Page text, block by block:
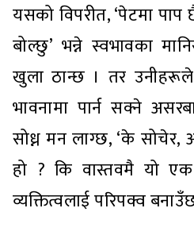
यसको विपरीत, ‘पेटमा
बोल्छु’ भन्ने स्वभावका
खुला ठान्छ । तर
भावनामा पार्न सक्ने
सोध्न मन लाग्छ, ‘के सोचेर,
हो ? कि वास्तवमै यो
व्यक्तित्वलाई परिपक्व